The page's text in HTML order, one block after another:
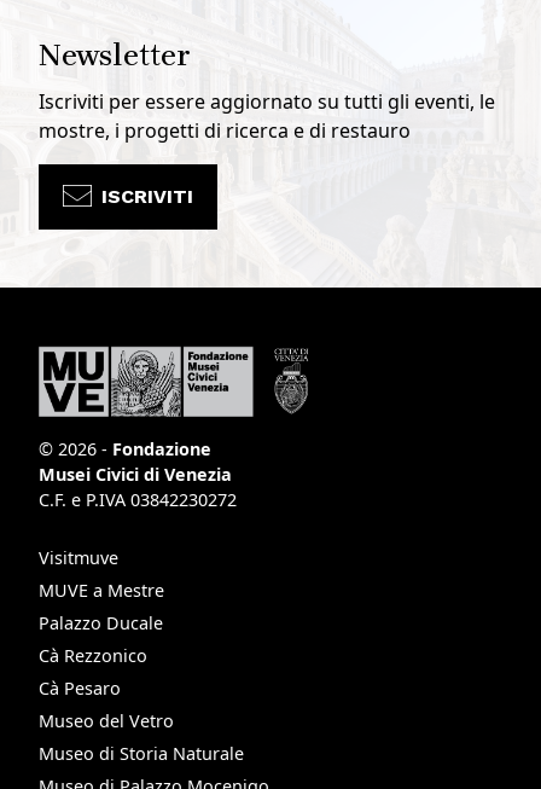
Newsletter
Iscriviti per essere aggiornato su tutti gli eventi, le
mostre, i progetti di ricerca e di restauro
ISCRIVITI
© 2026 - Fondazione
Musei Civici di Venezia
C.F. e P.IVA 03842230272
Visitmuve
MUVE a Mestre
Palazzo Ducale
Cà Rezzonico
Cà Pesaro
Museo del Vetro
Museo di Storia Naturale